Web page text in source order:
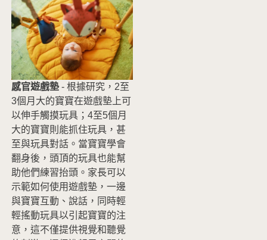
感官遊戲墊 - 根據研究，2至
3個月大的寶寶在遊戲墊上可
以伸手觸摸玩具；4至5個月
大的寶寶則能抓住玩具，甚
至與玩具對話。當寶寶學會
翻身後，頭頂的玩具也能幫
助他們練習抬頭。家長可以
示範如何使用遊戲墊，一邊
與寶寶互動、說話，同時輕
輕搖動玩具以引起寶寶的注
意，這不僅提供視覺和聽覺